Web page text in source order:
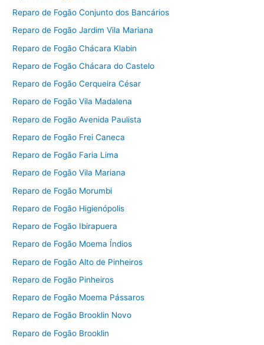
Reparo de Fogão Conjunto dos Bancários
Reparo de Fogão Jardim Vila Mariana
Reparo de Fogão Chácara Klabin
Reparo de Fogão Chácara do Castelo
Reparo de Fogão Cerqueira César
Reparo de Fogão Vila Madalena
Reparo de Fogão Avenida Paulista
Reparo de Fogão Frei Caneca
Reparo de Fogão Faria Lima
Reparo de Fogão Vila Mariana
Reparo de Fogão Morumbi
Reparo de Fogão Higienópolis
Reparo de Fogão Ibirapuera
Reparo de Fogão Moema Índios
Reparo de Fogão Alto de Pinheiros
Reparo de Fogão Pinheiros
Reparo de Fogão Moema Pássaros
Reparo de Fogão Brooklin Novo
Reparo de Fogão Brooklin